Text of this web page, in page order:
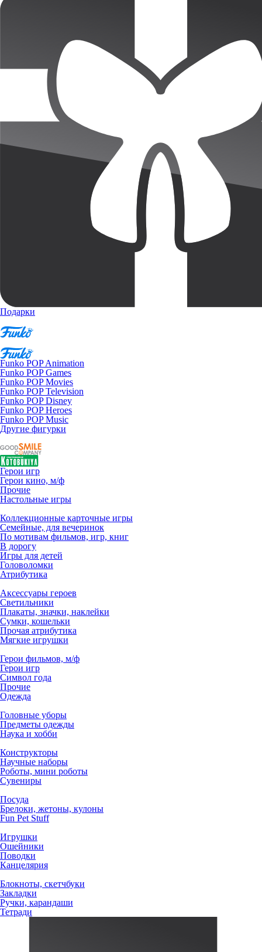
Подарки
Funko POP Animation
Funko POP Games
Funko POP Movies
Funko POP Television
Funko POP Disney
Funko POP Heroes
Funko POP Music
Другие фигурки
Герои игр
Герои кино, м/ф
Прочие
Настольные игры
Коллекционные карточные игры
Семейные, для вечеринок
По мотивам фильмов, игр, книг
В дорогу
Игры для детей
Головоломки
Атрибутика
Аксессуары героев
Светильники
Плакаты, значки, наклейки
Сумки, кошельки
Прочая атрибутика
Мягкие игрушки
Герои фильмов, м/ф
Герои игр
Символ года
Прочие
Одежда
Головные уборы
Предметы одежды
Наука и хобби
Конструкторы
Научные наборы
Роботы, мини роботы
Сувениры
Посуда
Брелоки, жетоны, кулоны
Fun Pet Stuff
Игрушки
Ошейники
Поводки
Канцелярия
Блокноты, скетчбуки
Закладки
Ручки, карандаши
Тетради